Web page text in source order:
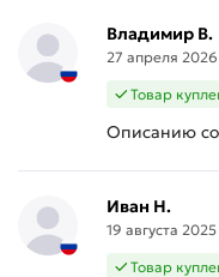
Владимир В.
27 апреля 2026
Товар
Описанию
Иван Н.
19 августа 2025
Товар